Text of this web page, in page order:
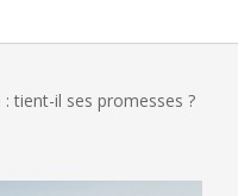
ses promesses ?